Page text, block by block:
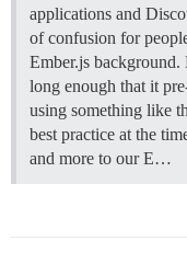
applications and
of confusion for
Ember.js background.
long enough that it
using something like
best practice at the
and more to our E…